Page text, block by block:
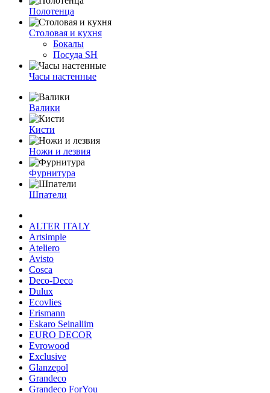
Полотенца
Столовая и кухня
Бокалы
Посуда SH
Часы настенные
Валики
Кисти
Ножи и лезвия
Фурнитура
Шпатели
ALTER ITALY
Artsimple
Ateliero
Avisto
Cosca
Deco-Deco
Dulux
Ecovlies
Erismann
Eskaro Seinaliim
EURO DECOR
Evrowood
Exclusive
Glanzepol
Grandeco
Grandeco ForYou